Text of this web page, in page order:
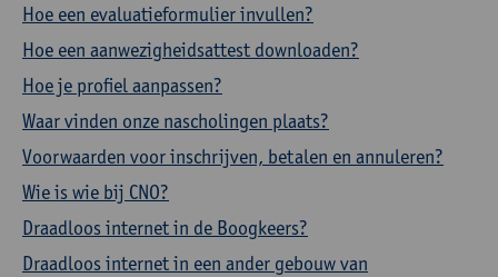
Hoe een evaluatieformulier invullen?
Hoe een aanwezigheidsattest downloaden?
Hoe je profiel aanpassen?
Waar vinden onze nascholingen plaats?
Voorwaarden voor inschrijven, betalen en annuleren?
Wie is wie bij CNO?
Draadloos internet in de Boogkeers?
Draadloos internet in een ander gebouw van